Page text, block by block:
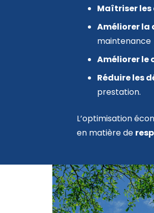
Maîtriser
Améliorer la
maintenance
Améliorer le
Réduire les
prestation.
L’optimisation
en matière de